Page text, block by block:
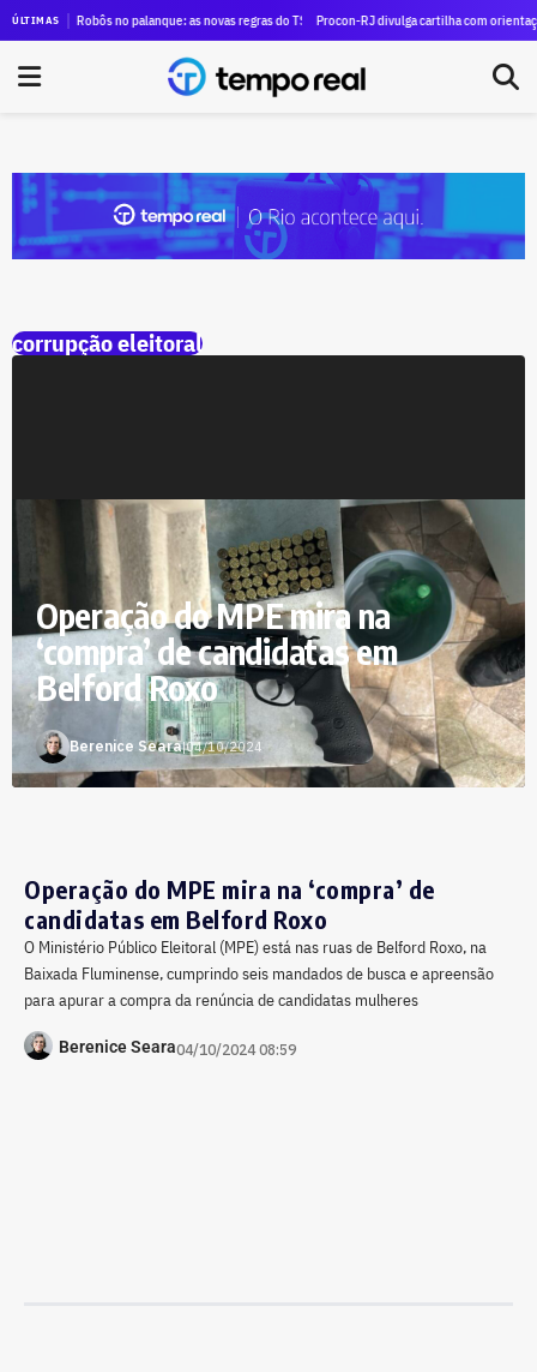
ÚLTIMAS
Antonio Rueda confirma presença em evento do PSD com Eduardo Paes
Robôs no palanque: as novas regras do TSE para a IA nas eleições
Procon-RJ divulga cartilha com
corrupção eleitoral
Operação do MPE mira na
‘compra’ de candidatas em
Belford Roxo
Berenice Seara|04/10/2024
Operação do MPE mira na ‘compra’ de
candidatas em Belford Roxo
O Ministério Público Eleitoral (MPE) está nas ruas de Belford Roxo, na
Baixada Fluminense, cumprindo seis mandados de busca e apreensão
para apurar a compra da renúncia de candidatas mulheres
Berenice Seara04/10/2024 08:59